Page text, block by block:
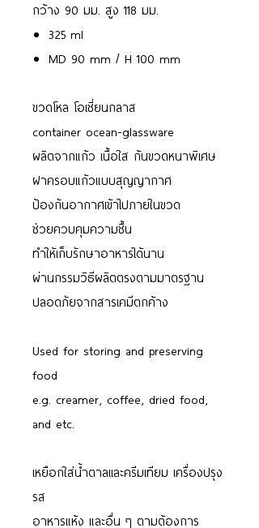
กว้าง 90 มม. สูง 118 มม.
325 ml
MD 90 mm / H 100 mm
ขวดโหล โอเชี่ยนกลาส
container ocean-glassware
ผลิตจากแก้ว เนื้อใส ก้นขวดหนาพิเศษ
ฝาครอบแก้วแบบสุญญากาศ
ป้องกันอากาศเข้าไปภายในขวด
ช่วยควบคุมความชื้น
ทำให้เก็บรักษาอาหารได้นาน
ผ่านกรรมวิธีผลิตตรงตามมาตรฐาน
ปลอดภัยจากสารเคมีตกค้าง
Used for storing and preserving
food
e.g. creamer, coffee, dried food,
and etc.
เหยือกใส่น้ำตาลเเละครีมเทียม เครื่องปรุง
รส
อาหารแห้ง และอื่น ๆ ตามต้องการ